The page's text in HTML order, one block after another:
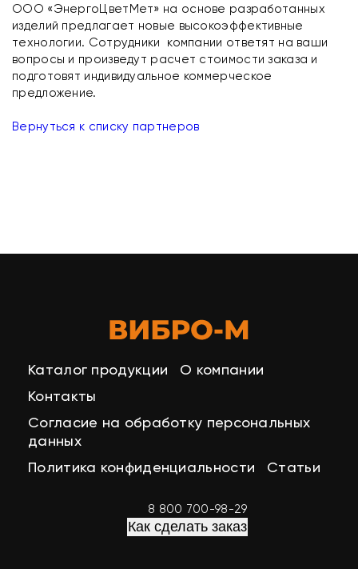
ООО «ЭнергоЦветМет» на основе разработанных
изделий предлагает новые высокоэффективные
технологии. Сотрудники компании ответят на ваши
вопросы и произведут расчет стоимости заказа и
подготовят индивидуальное коммерческое
предложение.
Вернуться к списку партнеров
Каталог продукции
О компании
Контакты
Согласие на обработку персональных
данных
Политика конфиденциальности
Статьи
8 800 700-98-29
Как сделать заказ